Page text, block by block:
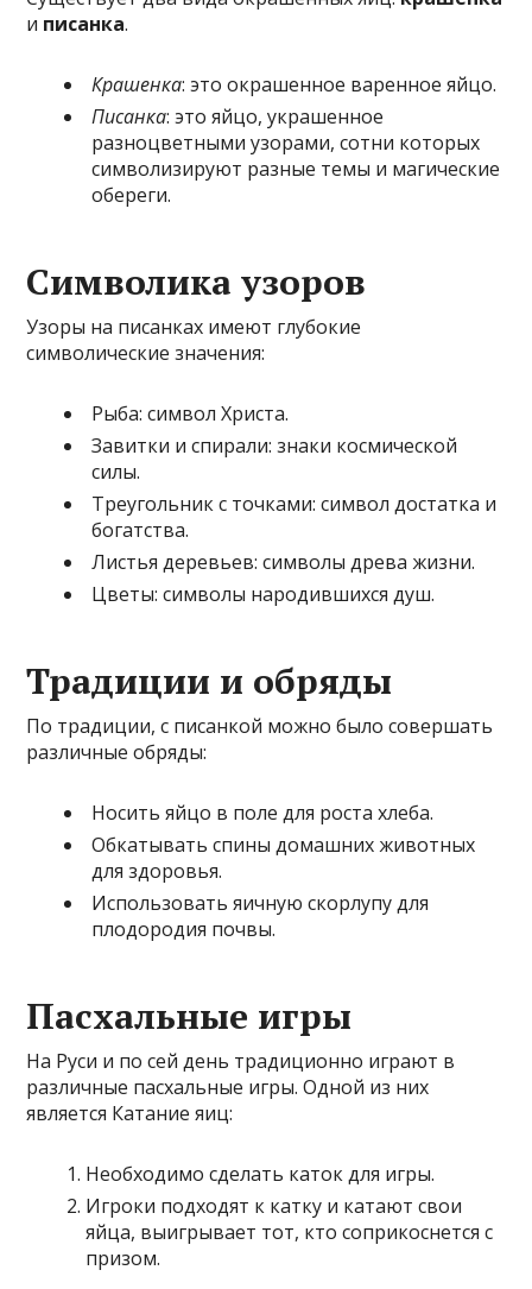
и писанка.
Крашенка: это окрашенное варенное яйцо.
Писанка: это яйцо, украшенное
разноцветными узорами, сотни которых
символизируют разные темы и магические
обереги.
Символика узоров
Узоры на писанках имеют глубокие
символические значения:
Рыба: символ Христа.
Завитки и спирали: знаки космической
силы.
Треугольник с точками: символ достатка и
богатства.
Листья деревьев: символы древа жизни.
Цветы: символы народившихся душ.
Традиции и обряды
По традиции, с писанкой можно было совершать
различные обряды:
Носить яйцо в поле для роста хлеба.
Обкатывать спины домашних животных
для здоровья.
Использовать яичную скорлупу для
плодородия почвы.
Пасхальные игры
На Руси и по сей день традиционно играют в
различные пасхальные игры. Одной из них
является Катание яиц:
Необходимо сделать каток для игры.
Игроки подходят к катку и катают свои
яйца, выигрывает тот, кто соприкоснется с
призом.